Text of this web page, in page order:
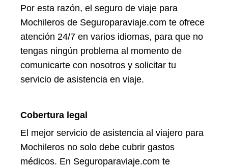
Por esta razón, el seguro de viaje para
Mochileros de Seguroparaviaje.com te ofrece
atención 24/7 en varios idiomas, para que no
tengas ningún problema al momento de
comunicarte con nosotros y solicitar tu
servicio de asistencia en viaje.
Cobertura legal
El mejor servicio de asistencia al viajero para
Mochileros no solo debe cubrir gastos
médicos. En Seguroparaviaje.com te